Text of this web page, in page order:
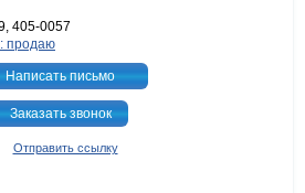
405-0057
продаю
Написать письмо
Заказать звонок
Отправить ссылку